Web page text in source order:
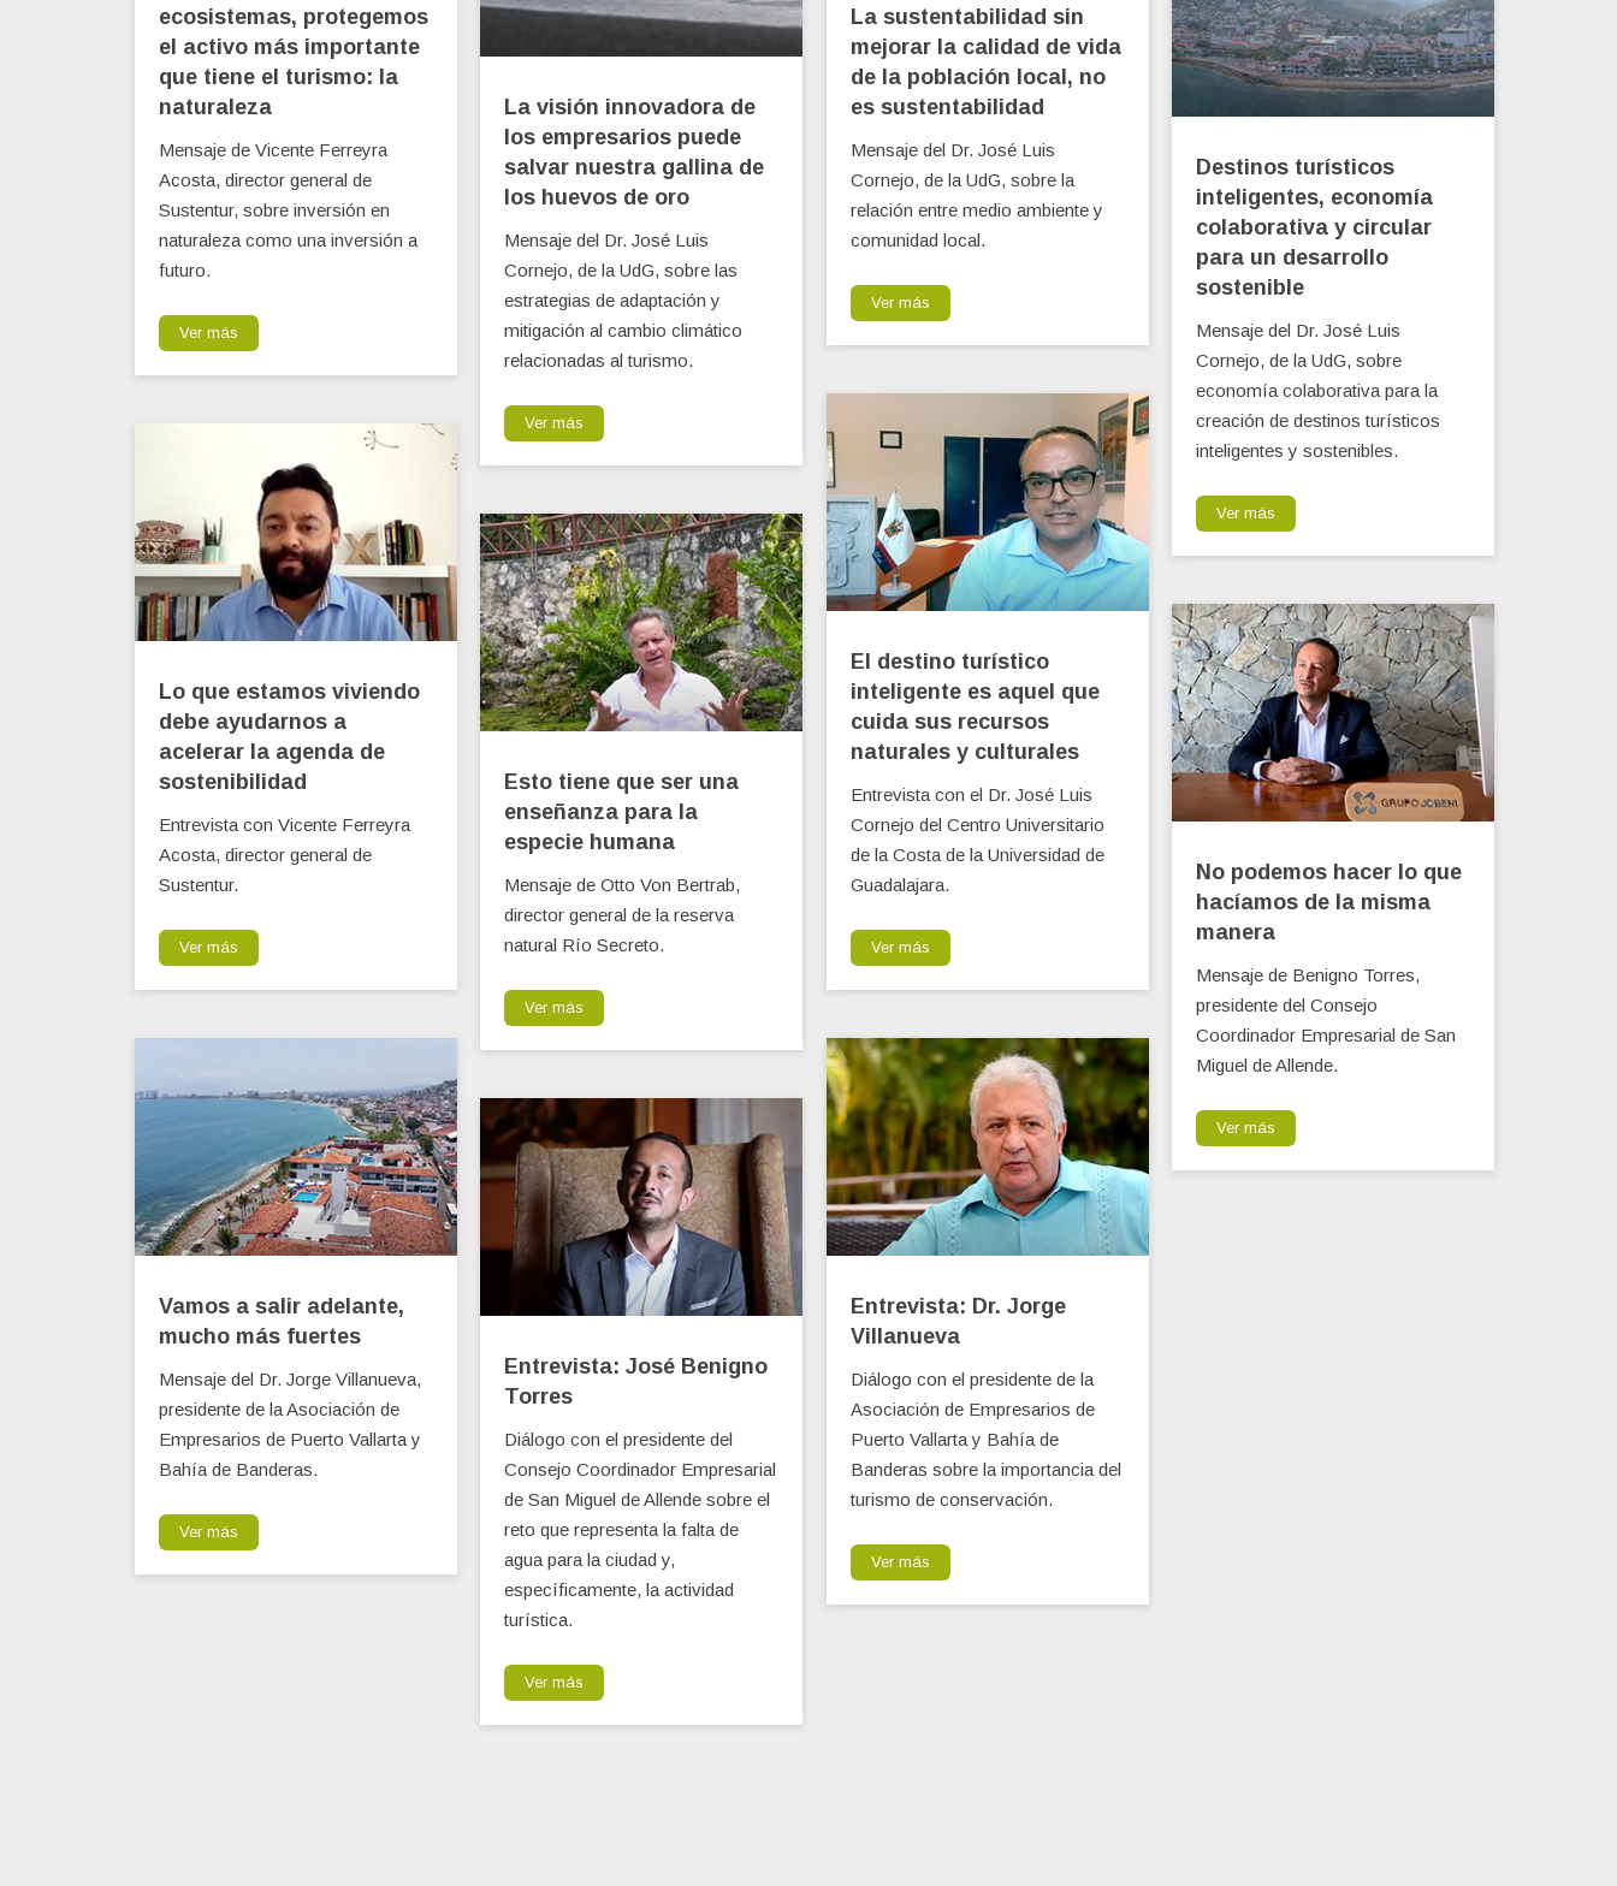
ecosistemas, protegemos
el activo más importante
que tiene el turismo: la
naturaleza
Mensaje de Vicente Ferreyra
Acosta, director general de
Sustentur, sobre inversión en
naturaleza como una inversión a
futuro.
Ver más
La sustentabilidad sin
mejorar la calidad de vida
de la población local, no
es sustentabilidad
Mensaje del Dr. José Luis
Cornejo, de la UdG, sobre la
relación entre medio ambiente y
comunidad local.
Ver más
La visión innovadora de
los empresarios puede
salvar nuestra gallina de
los huevos de oro
Mensaje del Dr. José Luis
Cornejo, de la UdG, sobre las
estrategias de adaptación y
mitigación al cambio climático
relacionadas al turismo.
Ver más
Destinos turísticos
inteligentes, economía
colaborativa y circular
para un desarrollo
sostenible
Mensaje del Dr. José Luis
Cornejo, de la UdG, sobre
economía colaborativa para la
creación de destinos turísticos
inteligentes y sostenibles.
Ver más
El destino turístico
inteligente es aquel que
cuida sus recursos
naturales y culturales
Entrevista con el Dr. José Luis
Cornejo del Centro Universitario
de la Costa de la Universidad de
Guadalajara.
Ver más
Lo que estamos viviendo
debe ayudarnos a
acelerar la agenda de
sostenibilidad
Entrevista con Vicente Ferreyra
Acosta, director general de
Sustentur.
Ver más
Esto tiene que ser una
enseñanza para la
especie humana
Mensaje de Otto Von Bertrab,
director general de la reserva
natural Río Secreto.
Ver más
No podemos hacer lo que
hacíamos de la misma
manera
Mensaje de Benigno Torres,
presidente del Consejo
Coordinador Empresarial de San
Miguel de Allende.
Ver más
Vamos a salir adelante,
mucho más fuertes
Mensaje del Dr. Jorge Villanueva,
presidente de la Asociación de
Empresarios de Puerto Vallarta y
Bahía de Banderas.
Ver más
Entrevista: Dr. Jorge
Villanueva
Diálogo con el presidente de la
Asociación de Empresarios de
Puerto Vallarta y Bahía de
Banderas sobre la importancia del
turismo de conservación.
Ver más
Entrevista: José Benigno
Torres
Diálogo con el presidente del
Consejo Coordinador Empresarial
de San Miguel de Allende sobre el
reto que representa la falta de
agua para la ciudad y,
específicamente, la actividad
turística.
Ver más